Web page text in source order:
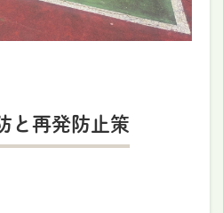
と再発防止策